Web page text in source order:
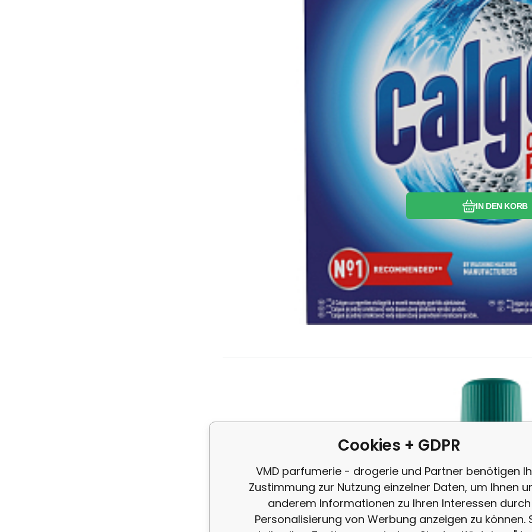
IN DEN KORB
Sanytol Desinfektion
Code: 1703524
Anbietercode:
EAN:
95%
6.56 EUR / 1 l
auf Lager
Es ist ideal für Sportkleidung, Unterwäsche, Heimtextilien
die in Kontakt mit Tieren kommen, Bettwäsche von Patienten usw.
Cookies + GDPR
VMD parfumerie - drogerie und Partner benötigen
Zustimmung zur Nutzung einzelner Daten, um Ihnen
anderem Informationen zu Ihren Interessen durch
Personalisierung von Werbung anzeigen zu können.